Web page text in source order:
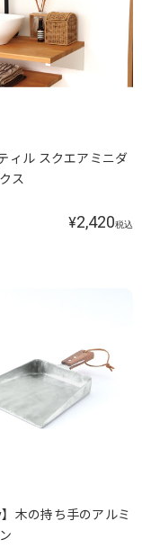
ィル スクエアミニダ
ス
¥2,420税込
】木の持ち手のアルミ